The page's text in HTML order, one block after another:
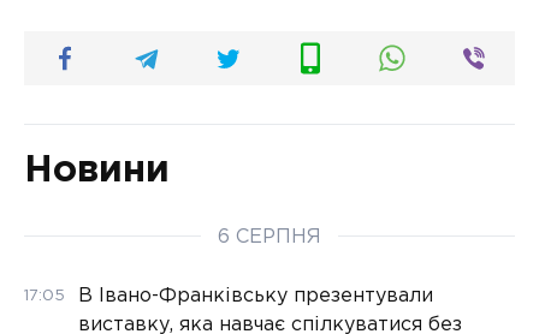
Новини
6 СЕРПНЯ
17:05
В Івано-Франківську презентували
виставку, яка навчає спілкуватися без